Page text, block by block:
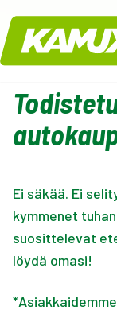
Kamux
Ei säkää. Ei
kymmenet
suosittelevat
löydä omasi!